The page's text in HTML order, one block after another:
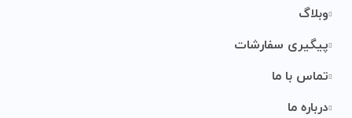
وبلاگ
پیگیری سفارشات
تماس با ما
درباره ما